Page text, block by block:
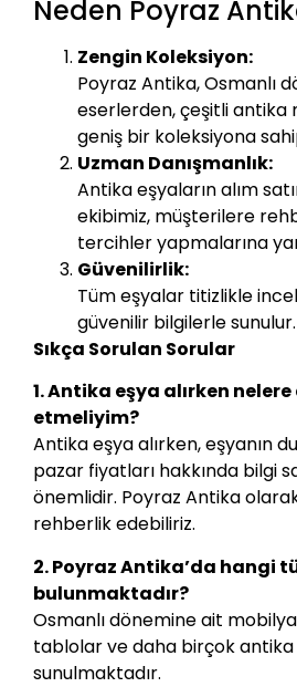
Neden Poyraz
Zengin Koleksiyon:
Poyraz Antika, Osmanlı
eserlerden, çeşitli
geniş bir koleksiyona
Uzman Danışmanlık:
Antika eşyaların alım
ekibimiz, müşterilere
tercihler yapmalarına
Güvenilirlik:
Tüm eşyalar titizlikle
güvenilir bilgilerle sunulur.
Sıkça Sorulan Sorular
1. Antika eşya alırken
etmeliyim?
Antika eşya alırken, eşyanın
pazar fiyatları hakkında bilgi
önemlidir. Poyraz Antika
rehberlik edebiliriz.
2. Poyraz Antika’da hangi
bulunmaktadır?
Osmanlı dönemine ait
tablolar ve daha birçok
sunulmaktadır.